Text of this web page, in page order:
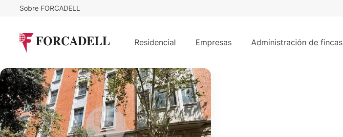
Sobre FORCADELL
Residencial Empresas Administración de fincas